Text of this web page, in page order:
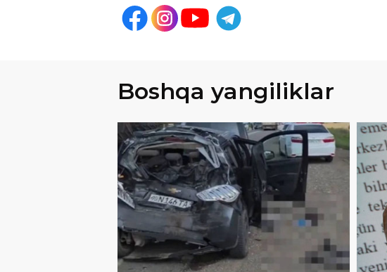
Boshqa yangiliklar